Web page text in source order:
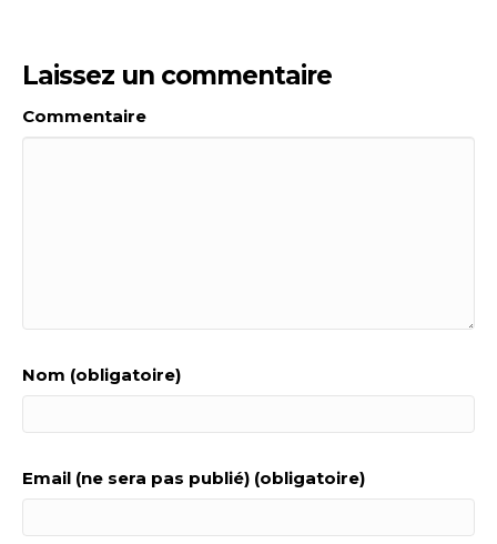
Laissez un commentaire
Commentaire
Nom (obligatoire)
Email (ne sera pas publié) (obligatoire)